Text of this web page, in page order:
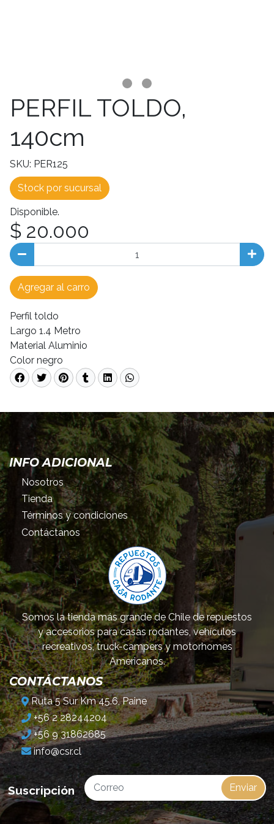
PERFIL TOLDO,
140cm
SKU: PER125
Stock por sucursal
Disponible.
$ 20.000
Agregar al carro
Perfil toldo
Largo 1.4 Metro
Material Aluminio
Color negro
INFO ADICIONAL
Nosotros
Tienda
Términos y condiciones
Contáctanos
Somos la tienda más grande de Chile de repuestos
y accesorios para casas rodantes, vehículos
recreativos, truck-campers y motorhomes
Americanos.
CONTÁCTANOS
Ruta 5 Sur Km 45.6, Paine
+56 2 28244204
+56 9 31862685
info@csr.cl
Suscripción Enviar